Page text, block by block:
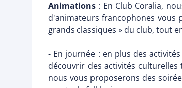
Animations : En Club Coralia,
d'animateurs francophones vous
grands classiques » du club, tout
- En journée : en plus des
découvrir des activités
nous vous proposerons des